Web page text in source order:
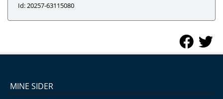
Id: 20257-63115080
MINE SIDER